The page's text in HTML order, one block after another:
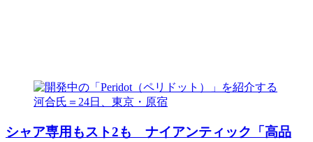
シャア専用もスト2も ナイアンティック「高品